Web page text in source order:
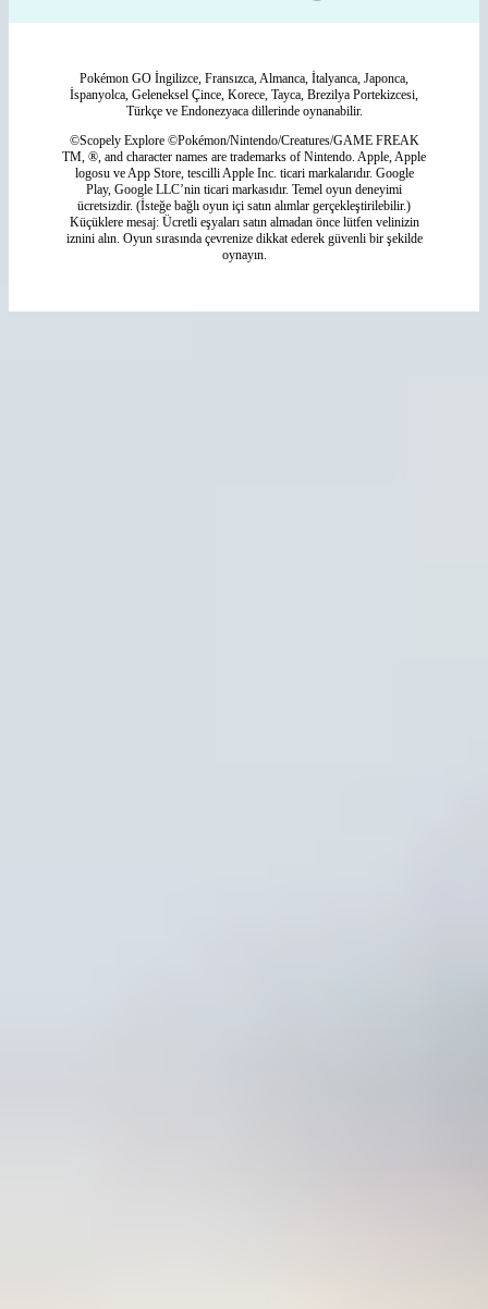
Pokémon GO İngilizce, Fransızca, Almanca, İtalyanca, Japonca,
İspanyolca, Geleneksel Çince, Korece, Tayca, Brezilya Portekizcesi,
Türkçe ve Endonezyaca dillerinde oynanabilir.
©Scopely Explore ©Pokémon/Nintendo/Creatures/GAME FREAK
TM, ®, and character names are trademarks of Nintendo. Apple, Apple
logosu ve App Store, tescilli Apple Inc. ticari markalarıdır. Google
Play, Google LLC’nin ticari markasıdır. Temel oyun deneyimi
ücretsizdir. (İsteğe bağlı oyun içi satın alımlar gerçekleştirilebilir.)
Küçüklere mesaj: Ücretli eşyaları satın almadan önce lütfen velinizin
iznini alın. Oyun sırasında çevrenize dikkat ederek güvenli bir şekilde
oynayın.